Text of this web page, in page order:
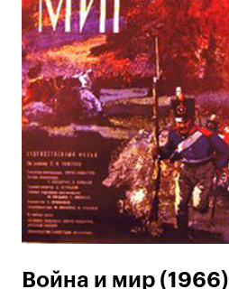
Война и мир (1966)